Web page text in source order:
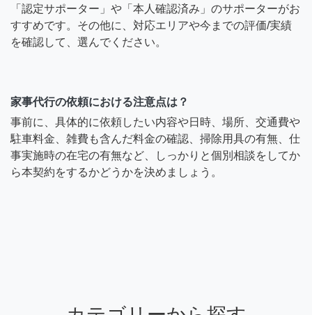
「認定サポーター」や「本人確認済み」のサポーターがお
すすめです。その他に、対応エリアや今までの評価/実績
を確認して、選んでください。
家事代行の依頼における注意点は？
事前に、具体的に依頼したい内容や日時、場所、交通費や
駐車料金、雑費も含んだ料金の確認、掃除用具の有無、仕
事実施時の在宅の有無など、しっかりと個別相談をしてか
ら本契約をするかどうかを決めましょう。